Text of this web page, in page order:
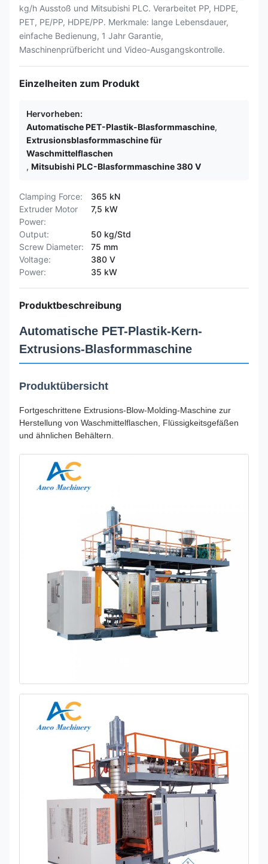
kg/h Ausstoß und Mitsubishi PLC. Verarbeitet PP, HDPE,
PET, PE/PP, HDPE/PP. Merkmale: lange Lebensdauer,
einfache Bedienung, 1 Jahr Garantie,
Maschinenprüfbericht und Video-Ausgangskontrolle.
Einzelheiten zum Produkt
Hervorheben:
Automatische PET-Plastik-Blasformmaschine,
Extrusionsblasformmaschine für
Waschmittelflaschen
, Mitsubishi PLC-Blasformmaschine 380 V
Clamping Force:
365 kN
Extruder Motor
Power:
7,5 kW
Output:
50 kg/Std
Screw Diameter:
75 mm
Voltage:
380 V
Power:
35 kW
Produktbeschreibung
Automatische PET-Plastik-Kern-
Extrusions-Blasformmaschine
Produktübersicht
Fortgeschrittene Extrusions-Blow-Molding-Maschine zur
Herstellung von Waschmittelflaschen, Flüssigkeitsgefäßen
und ähnlichen Behältern.